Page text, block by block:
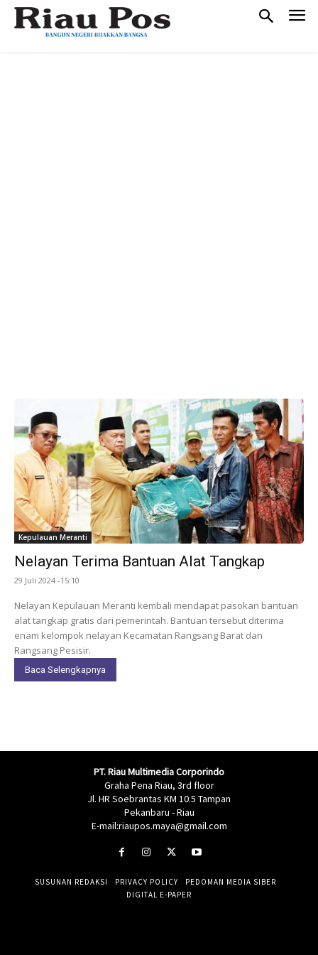
Kepulauan Meranti
Nelayan Terima Bantuan Alat Tangkap
29 Juli 2024 -15:10
Nelayan Kepulauan Meranti kembali mendapat pasokan bantuan
alat tangkap gratis dari pemerintah. Bantuan tersebut diterima
enam kelompok nelayan Kecamatan Rangsang Barat dan
Rangsang Pesisir.
Baca Selengkapnya
PT. Riau Multimedia Corporindo
Graha Pena Riau, 3rd floor
Jl. HR Soebrantas KM 10.5 Tampan
Pekanbaru - Riau
E-mail:riaupos.maya@gmail.com
SUSUNAN REDAKSI PRIVACY POLICY
PEDOMAN MEDIA SIBER
DIGITAL E-PAPER